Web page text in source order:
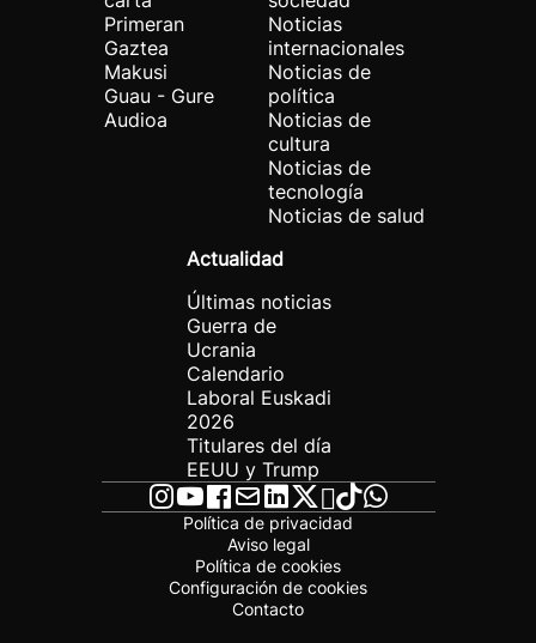
Primeran
Gaztea
Makusi
Guau - Gure
Audioa
Noticias
internacionales
Noticias de
política
Noticias de
cultura
Noticias de
tecnología
Noticias de salud
Actualidad
Últimas noticias
Guerra de
Ucrania
Calendario
Laboral Euskadi
2026
Titulares del día
EEUU y Trump
Política de privacidad
Aviso legal
Política de cookies
Configuración de cookies
Contacto